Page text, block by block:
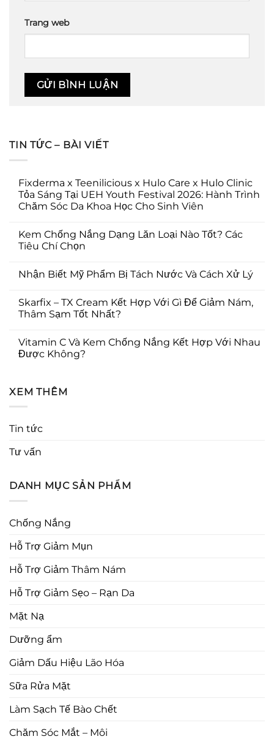
Trang web
TIN TỨC – BÀI VIẾT
Fixderma x Teenilicious x Hulo Care x Hulo Clinic
Tỏa Sáng Tại UEH Youth Festival 2026: Hành Trình
Chăm Sóc Da Khoa Học Cho Sinh Viên
Kem Chống Nắng Dạng Lăn Loại Nào Tốt? Các
Tiêu Chí Chọn
Nhận Biết Mỹ Phẩm Bị Tách Nước Và Cách Xử Lý
Skarfix – TX Cream Kết Hợp Với Gì Để Giảm Nám,
Thâm Sạm Tốt Nhất?
Vitamin C Và Kem Chống Nắng Kết Hợp Với Nhau
Được Không?
XEM THÊM
Tin tức
Tư vấn
DANH MỤC SẢN PHẨM
Chống Nắng
Hỗ Trợ Giảm Mụn
Hỗ Trợ Giảm Thâm Nám
Hỗ Trợ Giảm Sẹo – Rạn Da
Mặt Nạ
Dưỡng ẩm
Giảm Dấu Hiệu Lão Hóa
Sữa Rửa Mặt
Làm Sạch Tế Bào Chết
Chăm Sóc Mắt – Môi